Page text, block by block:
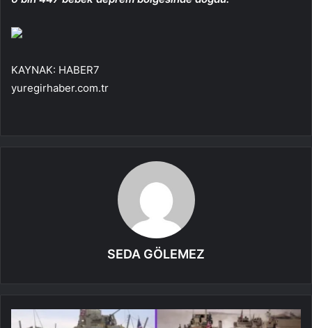
KAYNAK: HABER7
yuregirhaber.com.tr
SEDA GÖLEMEZ